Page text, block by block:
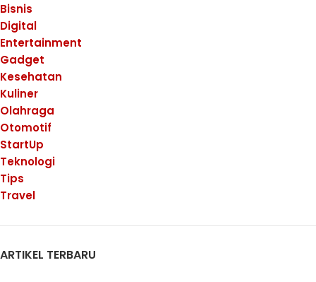
Bisnis
Digital
Entertainment
Gadget
Kesehatan
Kuliner
Olahraga
Otomotif
StartUp
Teknologi
Tips
Travel
ARTIKEL TERBARU